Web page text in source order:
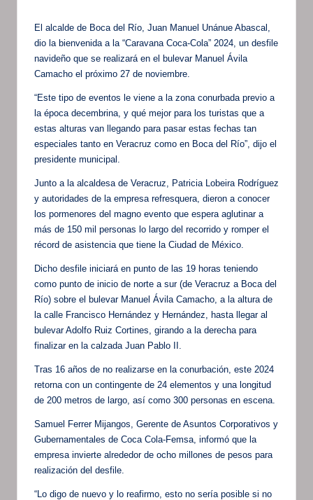
El alcalde de Boca del Río, Juan Manuel Unánue Abascal,
dio la bienvenida a la “Caravana Coca-Cola” 2024, un desfile
navideño que se realizará en el bulevar Manuel Ávila
Camacho el próximo 27 de noviembre.
“Este tipo de eventos le viene a la zona conurbada previo a
la época decembrina, y qué mejor para los turistas que a
estas alturas van llegando para pasar estas fechas tan
especiales tanto en Veracruz como en Boca del Río”, dijo el
presidente municipal.
Junto a la alcaldesa de Veracruz, Patricia Lobeira Rodríguez
y autoridades de la empresa refresquera, dieron a conocer
los pormenores del magno evento que espera aglutinar a
más de 150 mil personas lo largo del recorrido y romper el
récord de asistencia que tiene la Ciudad de México.
Dicho desfile iniciará en punto de las 19 horas teniendo
como punto de inicio de norte a sur (de Veracruz a Boca del
Río) sobre el bulevar Manuel Ávila Camacho, a la altura de
la calle Francisco Hernández y Hernández, hasta llegar al
bulevar Adolfo Ruiz Cortines, girando a la derecha para
finalizar en la calzada Juan Pablo II.
Tras 16 años de no realizarse en la conurbación, este 2024
retorna con un contingente de 24 elementos y una longitud
de 200 metros de largo, así como 300 personas en escena.
Samuel Ferrer Mijangos, Gerente de Asuntos Corporativos y
Gubernamentales de Coca Cola-Femsa, informó que la
empresa invierte alrededor de ocho millones de pesos para
realización del desfile.
“Lo digo de nuevo y lo reafirmo, esto no sería posible si no